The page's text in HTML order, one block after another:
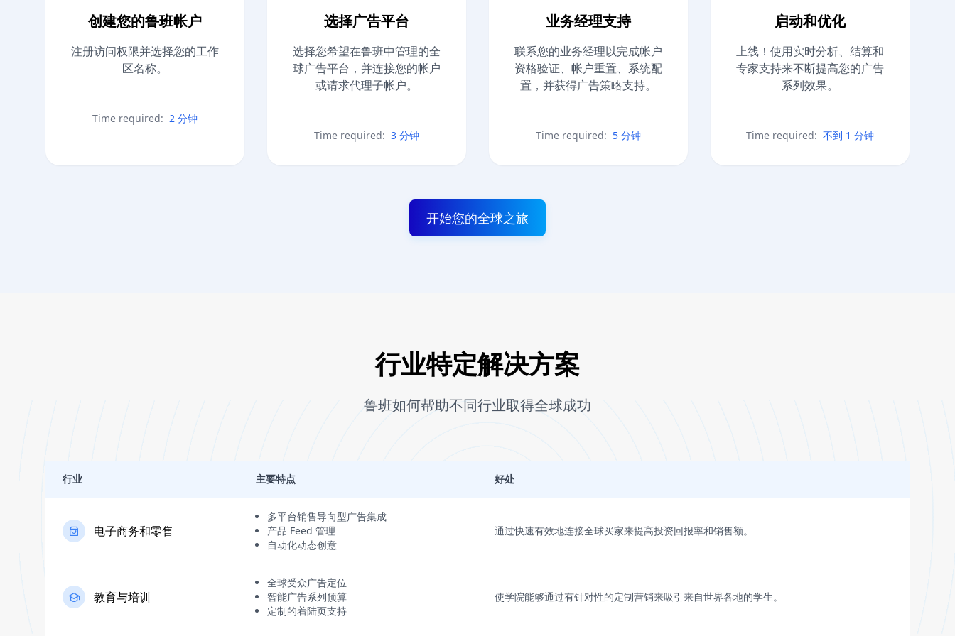
创建您的鲁班帐户
注册访问权限并选择您的工作
区名称。
Time required: 2 分钟
选择广告平台
选择您希望在鲁班中管理的全
球广告平台，并连接您的帐户
或请求代理子帐户。
Time required: 3 分钟
业务经理支持
联系您的业务经理以完成帐户
资格验证、帐户重置、系统配
置，并获得广告策略支持。
Time required: 5 分钟
启动和优化
上线！使用实时分析、结算和
专家支持来不断提高您的广告
系列效果。
Time required: 不到 1 分钟
开始您的全球之旅
行业特定解决方案
鲁班如何帮助不同行业取得全球成功
行业 主要特点 好处
电子商务和零售
多平台销售导向型广告集成
产品 Feed 管理
自动化动态创意
通过快速有效地连接全球买家来提高投资回报率和销售额。
教育与培训
全球受众广告定位
智能广告系列预算
定制的着陆页支持
使学院能够通过有针对性的定制营销来吸引来自世界各地的学生。